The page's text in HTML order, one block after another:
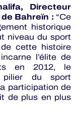
Directeur
Bahreïn : “Ce
historique
niveau du sport
cette histoire
l’élite de
en 2012, le
pilier du sport
participation de
de plus en plus